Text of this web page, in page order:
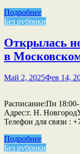
Подробнее
Без рубрики
Открылась
в
Май 2, 2025Фев 14,
Расписание:Пн
Адрес:г. Н.
Телефон для связи :
Подробнее
Без рубрики